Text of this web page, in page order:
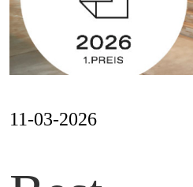
11-03-2026